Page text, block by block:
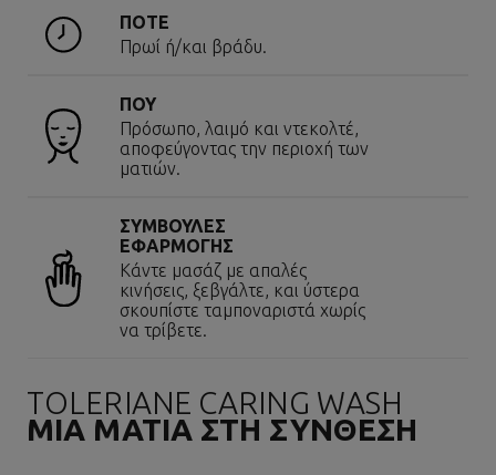
ΠΟΤΕ
Πρωί ή/και βράδυ.
ΠΟΥ
Πρόσωπο, λαιμό και ντεκολτέ,
αποφεύγοντας την περιοχή των
ματιών.
ΣΥΜΒΟΥΛΕΣ
ΕΦΑΡΜΟΓΗΣ
Κάντε μασάζ με απαλές
κινήσεις, ξεβγάλτε, και ύστερα
σκουπίστε ταμποναριστά χωρίς
να τρίβετε.
TOLERIANE CARING WASH
ΜΙΑ ΜΑΤΙΑ ΣΤΗ ΣΥΝΘΕΣΗ